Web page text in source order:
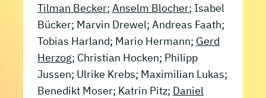
Tilman Becker; Anselm Blocher; Isabel
Bücker; Marvin Drewel; Andreas Faath;
Tobias Harland; Mario Hermann; Gerd
Herzog; Christian Hocken; Philipp
Jussen; Ulrike Krebs; Maximilian Lukas;
Benedikt Moser; Katrin Pitz; Daniel